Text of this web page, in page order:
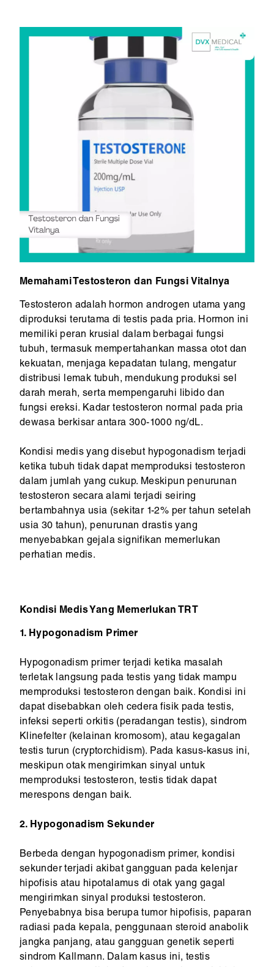
Memahami Testosteron dan Fungsi Vitalnya
Testosteron adalah hormon androgen utama yang
diproduksi terutama di testis pada pria. Hormon ini
memiliki peran krusial dalam berbagai fungsi
tubuh, termasuk mempertahankan massa otot dan
kekuatan, menjaga kepadatan tulang, mengatur
distribusi lemak tubuh, mendukung produksi sel
darah merah, serta mempengaruhi libido dan
fungsi ereksi. Kadar testosteron normal pada pria
dewasa berkisar antara 300-1000 ng/dL.
Kondisi medis yang disebut hypogonadism terjadi
ketika tubuh tidak dapat memproduksi testosteron
dalam jumlah yang cukup. Meskipun penurunan
testosteron secara alami terjadi seiring
bertambahnya usia (sekitar 1-2% per tahun setelah
usia 30 tahun), penurunan drastis yang
menyebabkan gejala signifikan memerlukan
perhatian medis.
Kondisi Medis Yang Memerlukan TRT
1. Hypogonadism Primer
Hypogonadism primer terjadi ketika masalah
terletak langsung pada testis yang tidak mampu
memproduksi testosteron dengan baik. Kondisi ini
dapat disebabkan oleh cedera fisik pada testis,
infeksi seperti orkitis (peradangan testis), sindrom
Klinefelter (kelainan kromosom), atau kegagalan
testis turun (cryptorchidism). Pada kasus-kasus ini,
meskipun otak mengirimkan sinyal untuk
memproduksi testosteron, testis tidak dapat
merespons dengan baik.
2. Hypogonadism Sekunder
Berbeda dengan hypogonadism primer, kondisi
sekunder terjadi akibat gangguan pada kelenjar
hipofisis atau hipotalamus di otak yang gagal
mengirimkan sinyal produksi testosteron.
Penyebabnya bisa berupa tumor hipofisis, paparan
radiasi pada kepala, penggunaan steroid anabolik
jangka panjang, atau gangguan genetik seperti
sindrom Kallmann. Dalam kasus ini, testis